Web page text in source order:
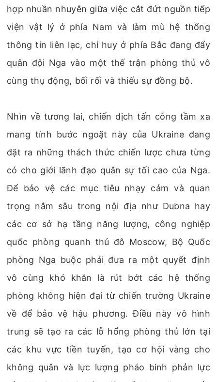
hợp nhuần nhuyễn giữa việc cắt đứt nguồn tiếp
viện vật lý ở phía Nam và làm mù hệ thống
thông tin liên lạc, chỉ huy ở phía Bắc đang đẩy
quân đội Nga vào một thế trận phòng thủ vô
cùng thụ động, bối rối và thiếu sự đồng bộ.
Nhìn về tương lai, chiến dịch tấn công tầm xa
mang tính bước ngoặt này của Ukraine đang
đặt ra những thách thức chiến lược chưa từng
có cho giới lãnh đạo quân sự tối cao của Nga.
Để bảo vệ các mục tiêu nhạy cảm và quan
trọng nằm sâu trong nội địa như Dubna hay
các cơ sở hạ tầng năng lượng, công nghiệp
quốc phòng quanh thủ đô Moscow, Bộ Quốc
phòng Nga buộc phải đưa ra một quyết định
vô cùng khó khăn là rút bớt các hệ thống
phòng không hiện đại từ chiến trường Ukraine
về để bảo vệ hậu phương. Điều này vô hình
trung sẽ tạo ra các lỗ hổng phòng thủ lớn tại
các khu vực tiền tuyến, tạo cơ hội vàng cho
không quân và lực lượng pháo binh phản lực